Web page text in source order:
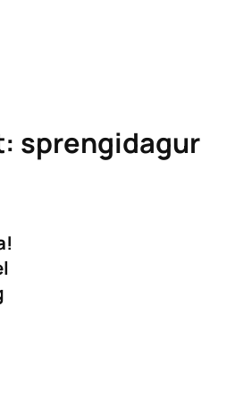
sprengidagur